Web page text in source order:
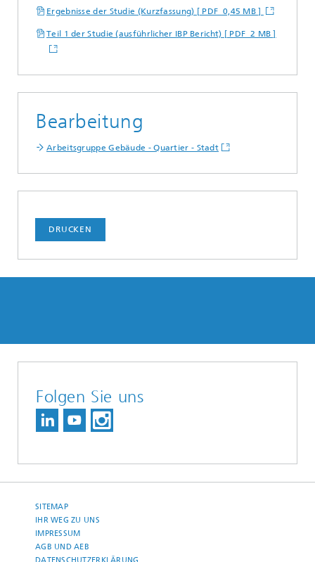
Ergebnisse der Studie (Kurzfassung) [ PDF 0,45 MB ]
Teil 1 der Studie (ausführlicher IBP Bericht) [ PDF 2 MB ]
Bearbeitung
Arbeitsgruppe Gebäude - Quartier - Stadt
DRUCKEN
Folgen Sie uns
SITEMAP
IHR WEG ZU UNS
IMPRESSUM
AGB UND AEB